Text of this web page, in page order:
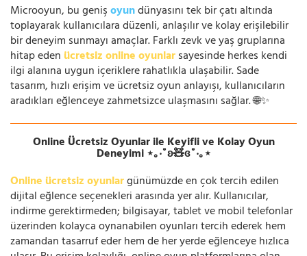
Microoyun, bu genişoyundünyasını tek bir çatı altında
toplayarak kullanıcılara düzenli, anlaşılır ve kolay erişilebilir
bir deneyim sunmayı amaçlar. Farklı zevk ve yaş gruplarına
hitap eden ücretsiz online oyunlarsayesinde herkes kendi
ilgi alanına uygun içeriklere rahatlıkla ulaşabilir. Sade
tasarım, hızlı erişim ve ücretsiz oyun anlayışı, kullanıcıların
aradıkları eğlenceye zahmetsizce ulaşmasını sağlar. 🌐✨
Online Ücretsiz Oyunlar ile Keyifli ve Kolay Oyun
Deneyimi ⋆｡‧˚ʚ🧸ɞ˚‧｡⋆
Online ücretsiz oyunlargünümüzde en çok tercih edilen
dijital eğlence seçenekleri arasında yer alır. Kullanıcılar,
indirme gerektirmeden; bilgisayar, tablet ve mobil telefonlar
üzerinden kolayca oynanabilen oyunları tercih ederek hem
zamandan tasarruf eder hem de her yerde eğlenceye hızlıca